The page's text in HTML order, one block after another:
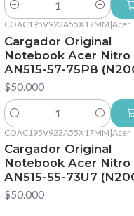
Cantidad
COAC195V923A55X17MM |Acer
Cargador Original
Notebook Acer Nitro
AN515-57-75P8
$50.000
Cantidad
COAC195V923A55X17MM |Acer
Cargador Original
Notebook Acer Nitro
AN515-55-73U7
$50.000